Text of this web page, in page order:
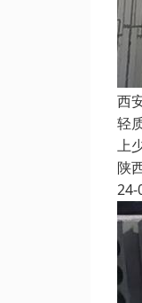
西
轻
上
陕
24-